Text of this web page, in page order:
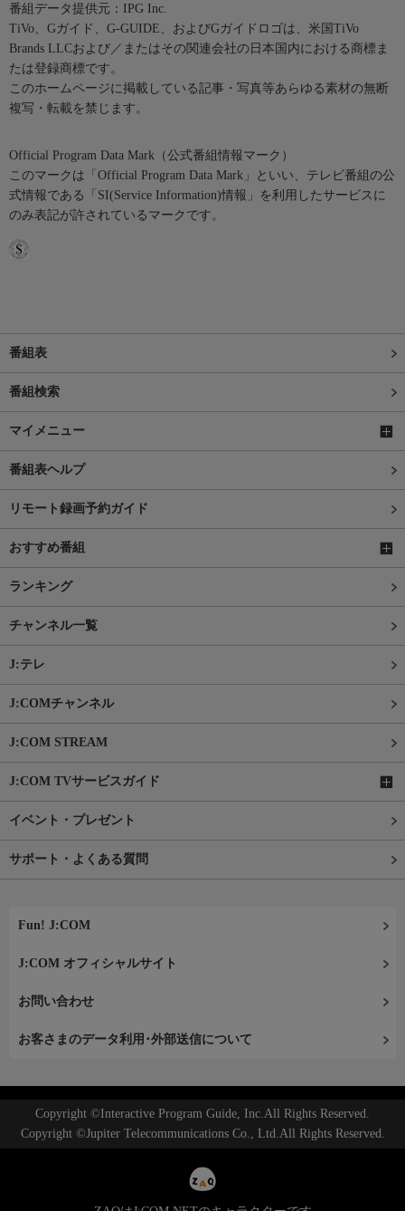
番組データ提供元：IPG Inc.
TiVo、Gガイド、G-GUIDE、およびGガイドロゴは、米国TiVo
Brands LLCおよび／またはその関連会社の日本国内における商標ま
たは登録商標です。
このホームページに掲載している記事・写真等あらゆる素材の無断
複写・転載を禁じます。
Official Program Data Mark（公式番組情報マーク）
このマークは「Official Program Data Mark」といい、テレビ番組の公
式情報である「SI(Service Information)情報」を利用したサービスに
のみ表記が許されているマークです。
番組表
番組検索
マイメニュー
番組表ヘルプ
リモート録画予約ガイド
おすすめ番組
ランキング
チャンネル一覧
J:テレ
J:COMチャンネル
J:COM STREAM
J:COM TVサービスガイド
イベント・プレゼント
サポート・よくある質問
Fun! J:COM
J:COM オフィシャルサイト
お問い合わせ
お客さまのデータ利用･外部送信について
Copyright ©Interactive Program Guide, Inc.All Rights Reserved.
Copyright ©Jupiter Telecommunications Co., Ltd.All Rights Reserved.